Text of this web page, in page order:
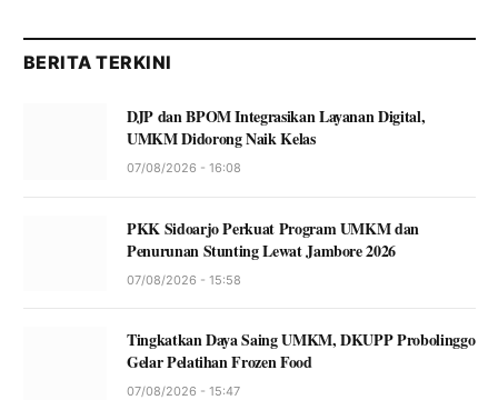
BERITA TERKINI
DJP dan BPOM Integrasikan Layanan Digital,
UMKM Didorong Naik Kelas
07/08/2026 - 16:08
PKK Sidoarjo Perkuat Program UMKM dan
Penurunan Stunting Lewat Jambore 2026
07/08/2026 - 15:58
Tingkatkan Daya Saing UMKM, DKUPP Probolinggo
Gelar Pelatihan Frozen Food
07/08/2026 - 15:47